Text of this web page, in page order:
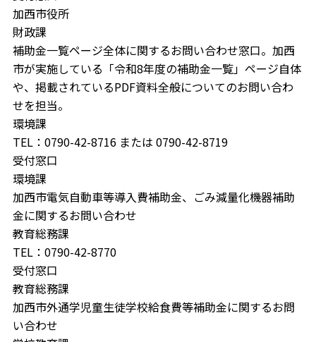
加西市役所
財政課
補助金一覧ページ全体に関するお問い合わせ窓口。加西
市が実施している「令和8年度の補助金一覧」ページ自体
や、掲載されているPDF資料全般についてのお問い合わ
せを担当。
環境課
TEL：0790-42-8716 または 0790-42-8719
受付窓口
環境課
加西市電気自動車等導入費補助金、ごみ減量化機器補助
金に関するお問い合わせ
教育総務課
TEL：0790-42-8770
受付窓口
教育総務課
加西市外通学児童生徒学校給食費等補助金に関するお問
い合わせ